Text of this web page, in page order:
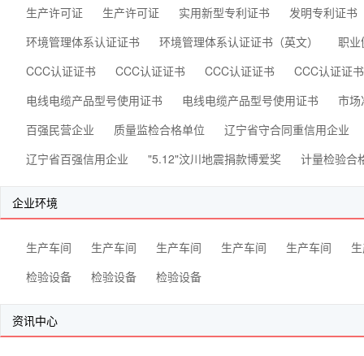
生产许可证 生产许可证 实用新型专利证书
发明专利证书
环境管理体系认证证书
环境管理体系认证证书（英文）
职业
CCC认证证书
CCC认证证书 CCC认证证书
CCC认证证书
电线电缆产品型号使用证书
电线电缆产品型号使用证书
市场
百强民营企业
质量监检合格单位
辽宁省守合同重信用企业
辽宁省百强信用企业
"5.12"汶川地震捐款博爱奖 计量检验合
企业环境
生产车间 生产车间 生产车间 生产车间 生产车间
检验设备
检验设备 检验设备
资讯中心